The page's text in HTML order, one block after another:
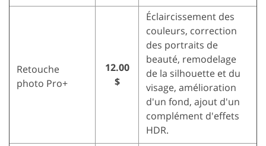
Retouche
photo Pro+
12.00
$
Éclaircissement des
couleurs, correction
des portraits de
beauté, remodelage
de la silhouette et du
visage, amélioration
d'un fond, ajout d'un
complément d'effets
HDR.